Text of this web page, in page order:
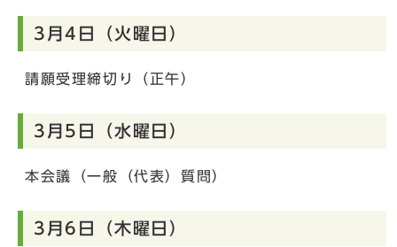
3月4日（火曜日）
請願受理締切り（正午）
3月5日（水曜日）
本会議（一般（代表）質問）
3月6日（木曜日）